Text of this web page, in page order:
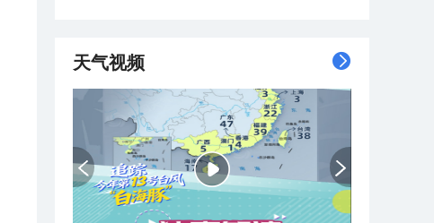
天气视频